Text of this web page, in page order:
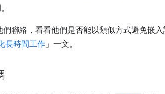
聯絡，看看他們是否能以類似方式避免嵌
長時間工作」一文。